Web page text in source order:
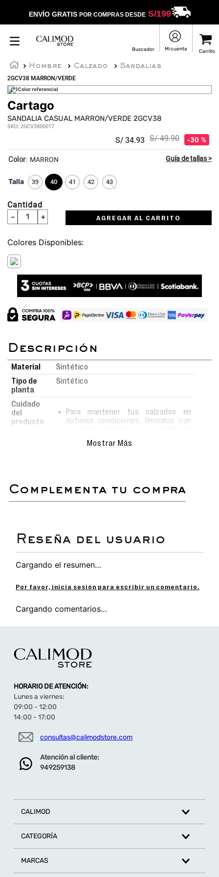
ENVÍO GRATIS POR COMPRAS DESDES/199
Hombre Calzado
Sandalias
2GCV38 MARRON/VERDE
(*)Color referencial
Cartago
SANDALIA CASUAL MARRON/VERDE 2GCV38
SKU: 2GCV3800017
S/ 34.93 S/ 49.90 30 %
Talla 39 40 41 42 43
: MARRON
Cantidad
＋
－ AGREGAR AL CARRITO
Colores
"Legends"único para el Verano. Destaca por su
"Legends" en tonos Verde Militar y Beige.
Marrón, garantizando flexibilidad y durabilidad.
PLANTILLAparamáxima frescuray secado
ofrecen un look maduro y natural, alternativa
elegante al negro o azul.
Chancla de Hombre Cartago
Más Sandalias de Hombre aquí
Material
Sintético
Tipo de
planta
Sintético
Cuidado
del
producto
Para mantener tus calzados en
óptimas condiciones, límpialos con
cerdas suaves usando agua y jabón.
Evita el uso de detergentes fuertes,
durabilidad.
Mostrar Más
complementa tu compra
Cargando el resumen…
Por favor, inicia sesión para escribir un comentario.
Cargando comentarios…
HORARIO DE ATENCIÓN:
Lunes a viernes:
09:00 - 12:00
14:00 - 17:00
consultas@calimodstore.com
Atención al cliente:
949259138
CALIMOD
CATEGORÍA
MARCAS